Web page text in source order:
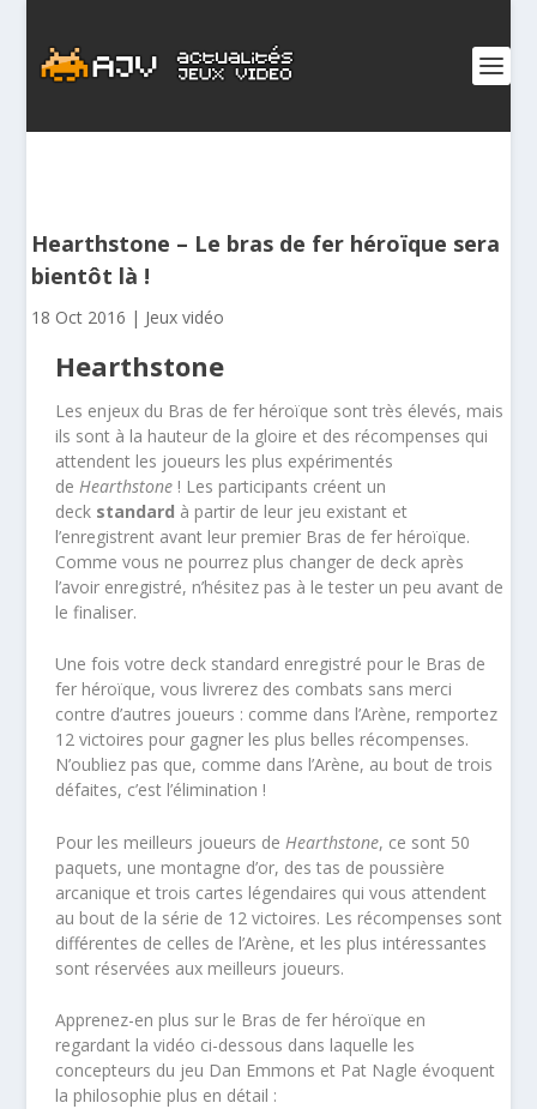
Hearthstone – Le bras de fer héroïque sera
bientôt là !
18 Oct 2016 | Jeux vidéo
Hearthstone
Les enjeux du Bras de fer héroïque sont très élevés, mais
ils sont à la hauteur de la gloire et des récompenses qui
attendent les joueurs les plus expérimentés
deHearthstone ! Les participants créent un
deck standard à partir de leur jeu existant et
l’enregistrent avant leur premier Bras de fer héroïque.
Comme vous ne pourrez plus changer de deck après
l’avoir enregistré, n’hésitez pas à le tester un peu avant de
le finaliser.
Une fois votre deck standard enregistré pour le Bras de
fer héroïque, vous livrerez des combats sans merci
contre d’autres joueurs : comme dans l’Arène, remportez
12 victoires pour gagner les plus belles récompenses.
N’oubliez pas que, comme dans l’Arène, au bout de trois
défaites, c’est l’élimination !
Pour les meilleurs joueurs de Hearthstone, ce sont 50
paquets, une montagne d’or, des tas de poussière
arcanique et trois cartes légendaires qui vous attendent
au bout de la série de 12 victoires. Les récompenses sont
différentes de celles de l’Arène, et les plus intéressantes
sont réservées aux meilleurs joueurs.
Apprenez-en plus sur le Bras de fer héroïque en
regardant la vidéo ci-dessous dans laquelle les
concepteurs du jeu Dan Emmons et Pat Nagle évoquent
la philosophie plus en détail :